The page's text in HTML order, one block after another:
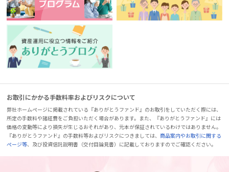
お取引にかかる手数料率およびリスクについて
弊社ホームページに掲載されている『ありがとうファンド』のお取引をしていただく際には、
所定の手数料や諸経費をご負担いただく場合があります。また、『ありがとうファンド』には
価格の変動等により損失が生じるおそれがあり、元本が保証されているわけではありません。
『ありがとうファンド』の手数料等およびリスクにつきましては、商品案内やお取引に関する
ページ等、及び投資信託説明書（交付目論見書）に記載しておりますのでご確認ください。